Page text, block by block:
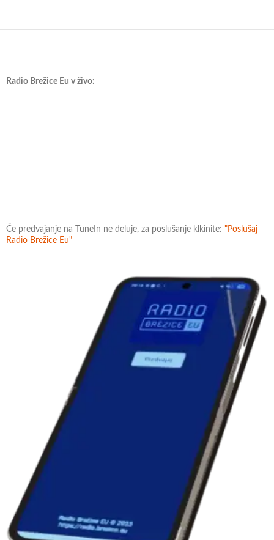
Radio Brežice Eu v živo:
Če predvajanje na TuneIn ne deluje, za poslušanje klkinite: "Poslušaj
Radio Brežice Eu"